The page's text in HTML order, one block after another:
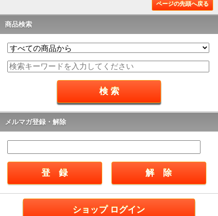
ページの先頭へ戻る
商品検索
メルマガ登録・解除
ショップ ログイン